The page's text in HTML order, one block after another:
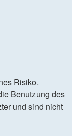
Risiko.
Benutzung des
und sind nicht